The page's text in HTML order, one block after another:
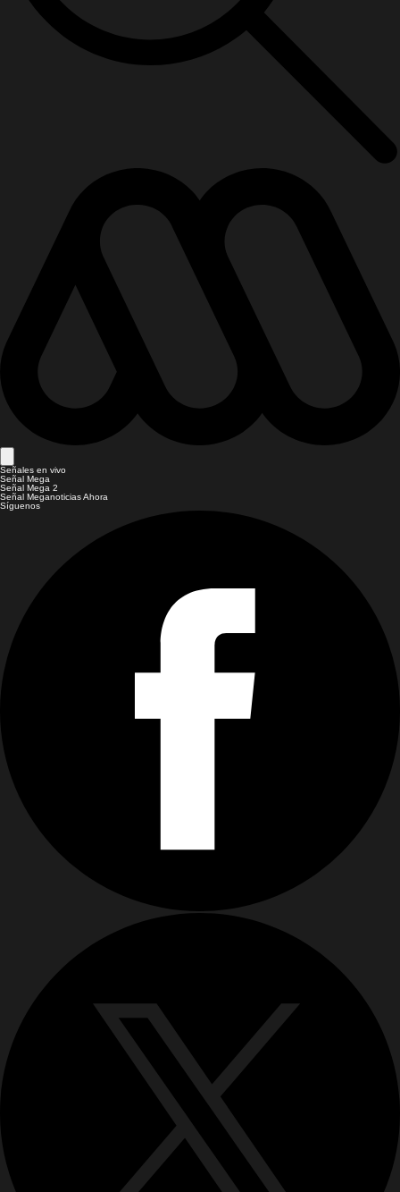
Señales en vivo
Señal Mega
Señal Mega 2
Señal Meganoticias Ahora
Síguenos